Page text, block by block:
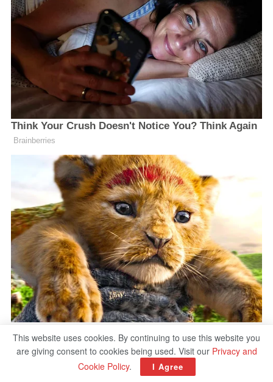
This website uses cookies. By continuing to use this website you
are giving consent to cookies being used. Visit our Privacy and
Cookie Policy. I Agree